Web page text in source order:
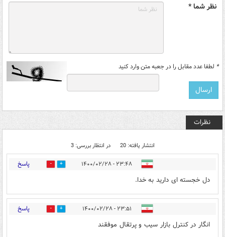
نظر شما *
* لطفا عدد مقابل را در جعبه متن وارد کنید
نظرات
انتشار یافته: 20 در انتظار بررسی: 3
۲۳:۴۸ - ۱۴۰۰/۰۲/۲۸ 26 پاسخ
دل خجسته ای دارید به خدا.
۲۳:۵۱ - ۱۴۰۰/۰۲/۲۸ 28 پاسخ
انگار در کنترل بازار سیب و پرتقال موفقند